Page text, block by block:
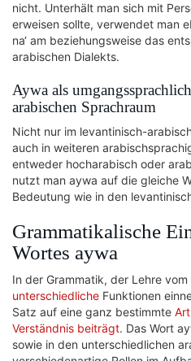
nicht. Unterhält man sich mit
erweisen sollte, verwendet man
na‘ am beziehungsweise das
arabischen Dialekts.
Aywa als
arabischen Sprachraum
Nicht nur im levantinisch-
auch in weiteren
entweder hocharabisch oder
nutzt man aywa auf die gleiche
Bedeutung wie in den
Grammatikalische
Wortes aywa
In der Grammatik, der Lehre
unterschiedliche Funktionen
Satz auf eine ganz bestimmte
Verständnis beiträgt. Das Wort
sowie in den unterschiedlichen